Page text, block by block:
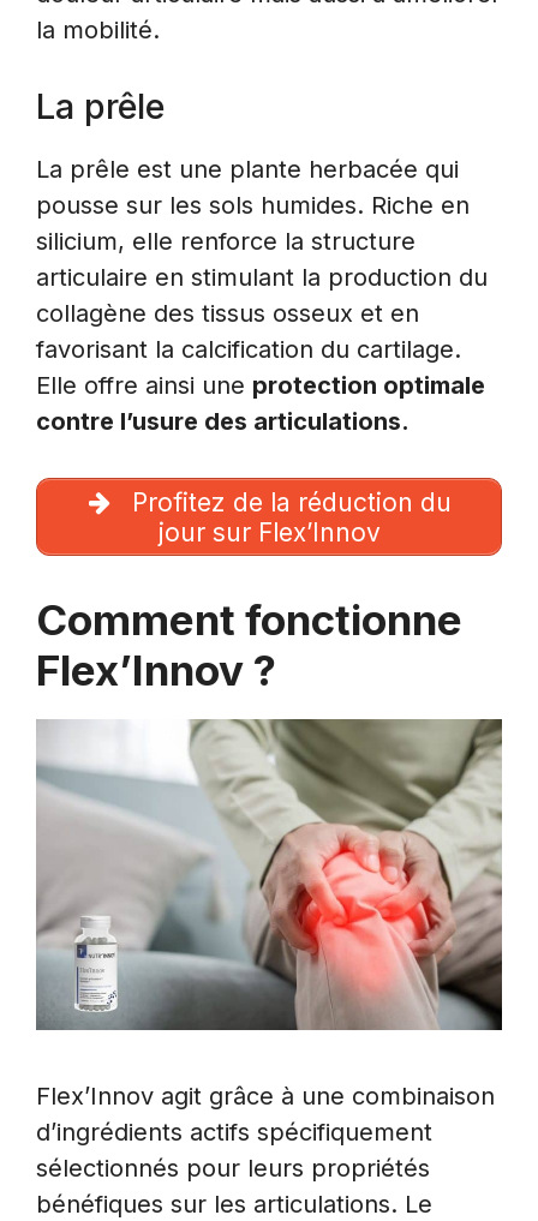
la mobilité.
La prêle
La prêle est une plante herbacée qui
pousse sur les sols humides. Riche en
silicium, elle renforce la structure
articulaire en stimulant la production du
collagène des tissus osseux et en
favorisant la calcification du cartilage.
Elle offre ainsi une protection optimale
contre l’usure des articulations.
Profitez de la réduction du
jour sur Flex’Innov
Comment fonctionne
Flex’Innov ?
Flex’Innov agit grâce à une combinaison
d’ingrédients actifs spécifiquement
sélectionnés pour leurs propriétés
bénéfiques sur les articulations. Le